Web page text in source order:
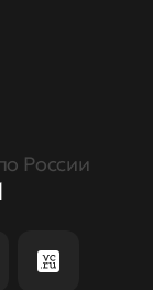
России